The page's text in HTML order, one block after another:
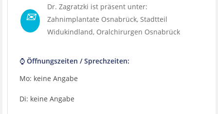
✉
Dr. Zagratzki ist präsent unter:
Zahnimplantate Osnabrück, Stadtteil
Widukindland, Oralchirurgen Osnabrück
⌚ Öffnungszeiten / Sprechzeiten:
Mo: keine Angabe
Di: keine Angabe